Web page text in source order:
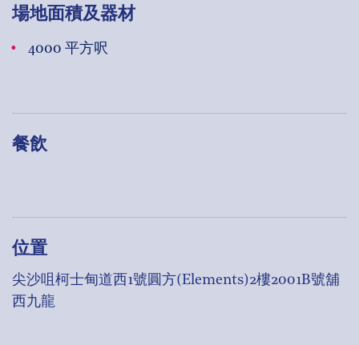
場地面積及器材
4000 平方呎
餐飲
位置
尖沙咀柯士甸道西1號圓方(Elements)2樓2001B號舖
西九龍